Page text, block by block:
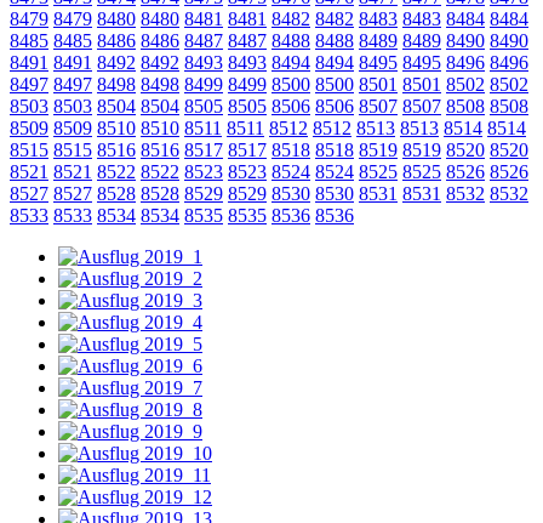
8479 8479 8480 8480 8481 8481 8482 8482 8483 8483 8484 8484
8485 8485 8486 8486 8487 8487 8488 8488 8489 8489 8490 8490
8491 8491 8492 8492 8493 8493 8494 8494 8495 8495 8496 8496
8497 8497 8498 8498 8499 8499 8500 8500 8501 8501 8502 8502
8503 8503 8504 8504 8505 8505 8506 8506 8507 8507 8508 8508
8509 8509 8510 8510 8511 8511 8512 8512 8513 8513 8514 8514
8515 8515 8516 8516 8517 8517 8518 8518 8519 8519 8520 8520
8521 8521 8522 8522 8523 8523 8524 8524 8525 8525 8526 8526
8527 8527 8528 8528 8529 8529 8530 8530 8531 8531 8532 8532
8533 8533 8534 8534 8535 8535 8536 8536